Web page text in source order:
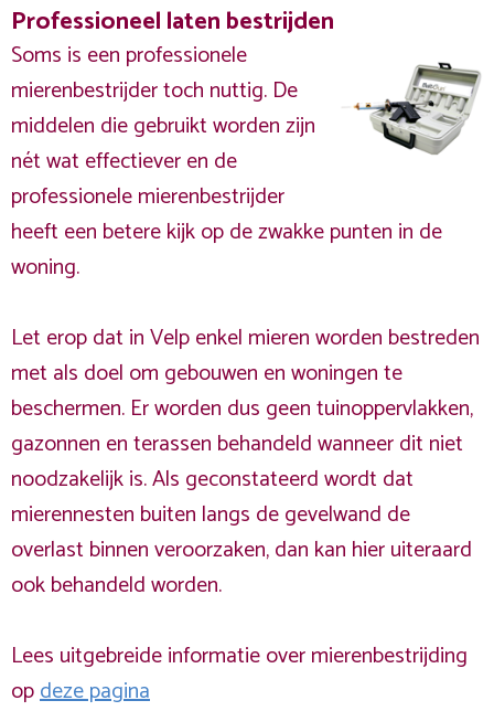
Professioneel laten bestrijden
Soms is een professionele
mierenbestrijder toch nuttig. De
middelen die gebruikt worden zijn
nét wat effectiever en de
professionele mierenbestrijder
heeft een betere kijk op de zwakke punten in de
woning.
Let erop dat in Velp enkel mieren worden bestreden
met als doel om gebouwen en woningen te
beschermen. Er worden dus geen tuinoppervlakken,
gazonnen en terassen behandeld wanneer dit niet
noodzakelijk is. Als geconstateerd wordt dat
mierennesten buiten langs de gevelwand de
overlast binnen veroorzaken, dan kan hier uiteraard
ook behandeld worden.
Lees uitgebreide informatie over mierenbestrijding
opdeze pagina